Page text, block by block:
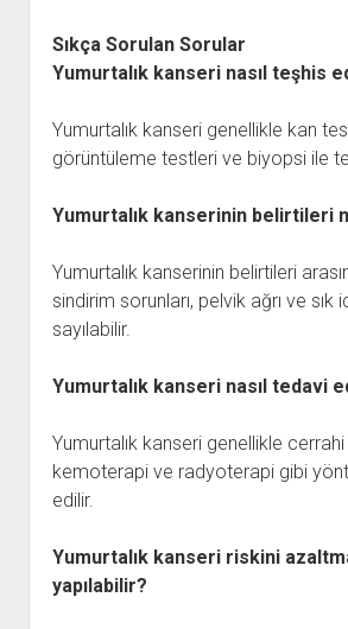
Sıkça Sorulan Sorular
Yumurtalık kanseri nasıl teşhis
Yumurtalık kanseri genellikle kan
görüntüleme testleri ve biyopsi ile
Yumurtalık kanserinin belirtileri
Yumurtalık kanserinin belirtileri
sindirim sorunları, pelvik ağrı ve sık
sayılabilir.
Yumurtalık kanseri nasıl tedavi
Yumurtalık kanseri genellikle
kemoterapi ve radyoterapi gibi
edilir.
Yumurtalık kanseri riskini
yapılabilir?